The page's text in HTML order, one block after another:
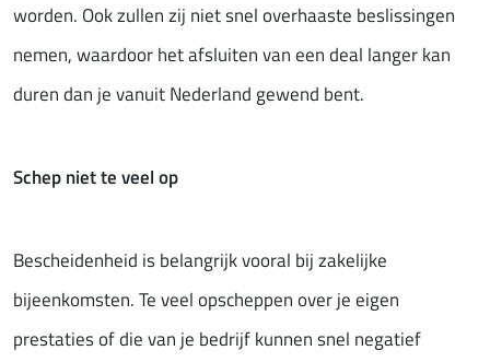
worden. Ook zullen zij niet snel overhaaste beslissingen
nemen, waardoor het afsluiten van een deal langer kan
duren dan je vanuit Nederland gewend bent.
Schep niet te veel op
Bescheidenheid is belangrijk vooral bij zakelijke
bijeenkomsten. Te veel opscheppen over je eigen
prestaties of die van je bedrijf kunnen snel negatief